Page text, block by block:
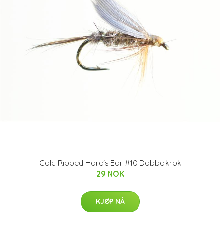
Gold Ribbed Hare's Ear #10 Dobbelkrok
29 NOK
KJØP NÅ